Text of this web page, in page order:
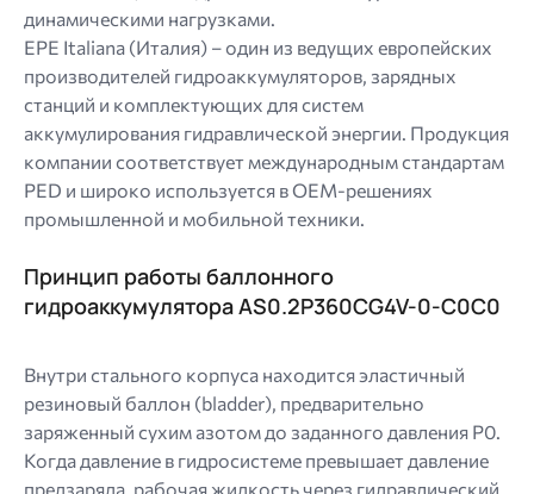
динамическими нагрузками.
EPE Italiana (Италия) – один из ведущих европейских
производителей гидроаккумуляторов, зарядных
станций и комплектующих для систем
аккумулирования гидравлической энергии. Продукция
компании соответствует международным стандартам
PED и широко используется в OEM-решениях
промышленной и мобильной техники.
Принцип работы баллонного
гидроаккумулятора AS0.2P360CG4V-0-C0C0
Внутри стального корпуса находится эластичный
резиновый баллон (bladder), предварительно
заряженный сухим азотом до заданного давления P0.
Когда давление в гидросистеме превышает давление
предзаряда, рабочая жидкость через гидравлический